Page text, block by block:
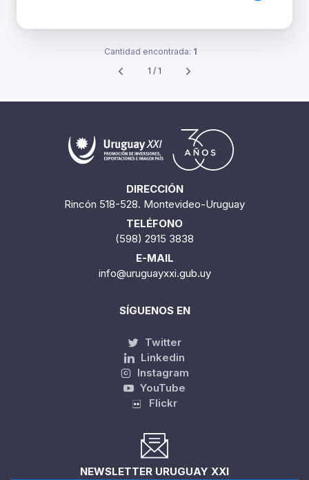
Cantidad encontrada: 1
1 / 1
DIRECCIÓN
Rincón 518-528. Montevideo-Uruguay
TELÉFONO
(598) 2915 3838
E-MAIL
info@uruguayxxi.gub.uy
SÍGUENOS EN
Twitter
Linkedin
Instagram
YouTube
Flickr
NEWSLETTER URUGUAY XXI